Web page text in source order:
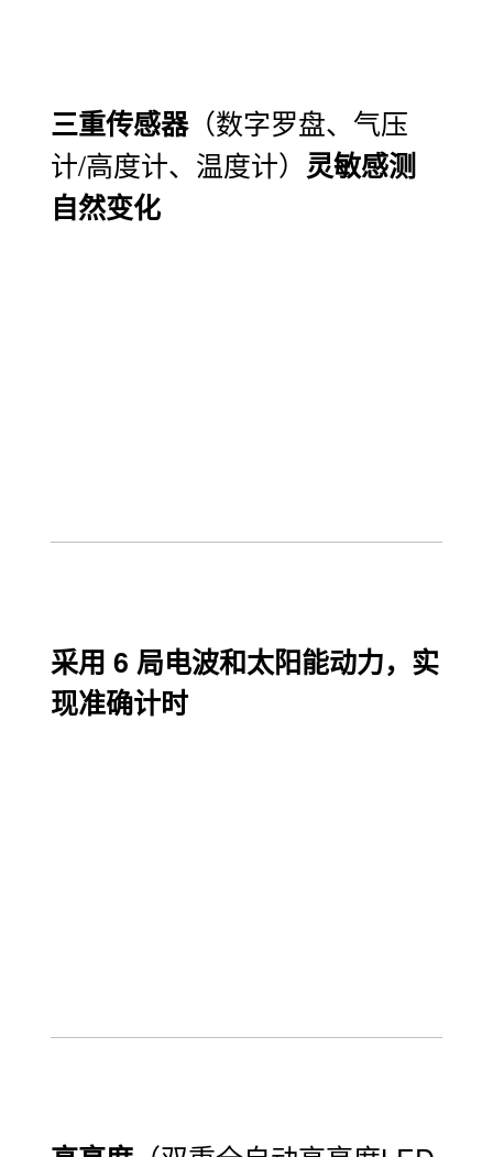
三重传感器 （数字罗盘、气压
计/高度计、温度计） 灵敏感测
自然变化
采用 6 局电波和太阳能动力，实
现准确计时